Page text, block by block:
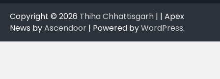
Copyright © 2026 Thiha Chhattisgarh | | Apex
News byAscendoor | Powered byWordPress.